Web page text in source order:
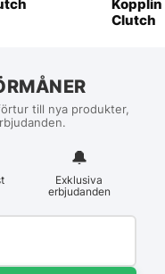
Clutch
till nya produkter,
🔔
Exklusiva
erbjudanden